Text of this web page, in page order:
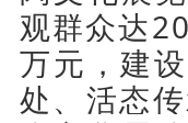
观群众达
万元，建
处、活态